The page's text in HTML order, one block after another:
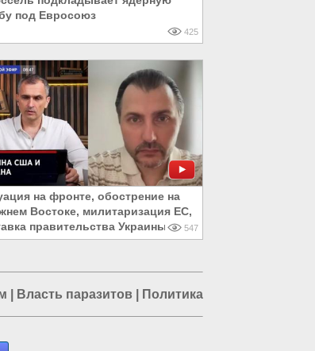
под Евросоюз
425
на фронте, обострение на
Востоке, милитаризация ЕС,
правительства Украины
547
Власть паразитов Политика в мире